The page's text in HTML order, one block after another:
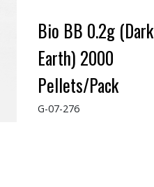
Bio BB 0.2g (Dark
Earth) 2000
Pellets/Pack
G-07-276